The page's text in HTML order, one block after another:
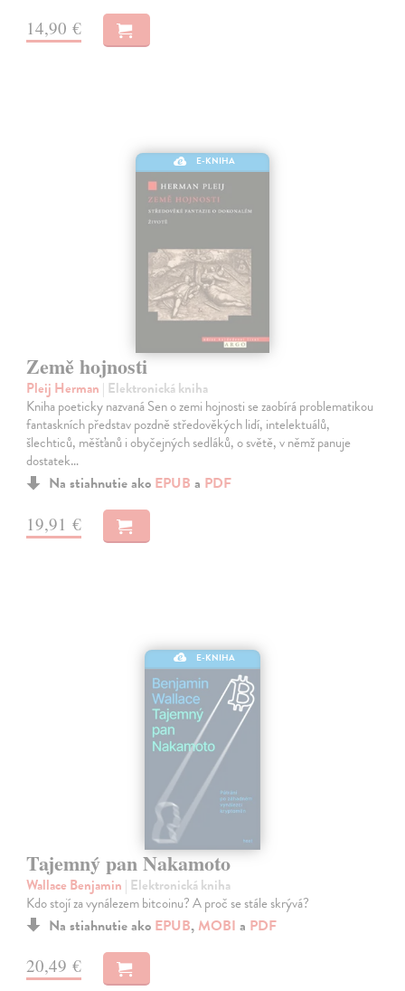
14,90 €
E-KNIHA
Země hojnosti
Pleij Herman | Elektronická kniha
Kniha poeticky nazvaná Sen o zemi hojnosti se zaobírá problematikou
fantaskních představ pozdně středověkých lidí, intelektuálů,
šlechticů, měšťanů i obyčejných sedláků, o světě, v němž panuje
dostatek…
Na stiahnutie ako EPUB a PDF
19,91 €
E-KNIHA
Tajemný pan Nakamoto
Wallace Benjamin | Elektronická kniha
Kdo stojí za vynálezem bitcoinu? A proč se stále skrývá?
Na stiahnutie ako EPUB, MOBI a PDF
20,49 €